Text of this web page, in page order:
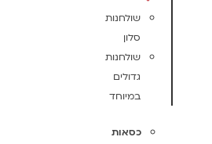
שולחנות
סלון
שולחנות
גדולים
במיוחד
כסאות